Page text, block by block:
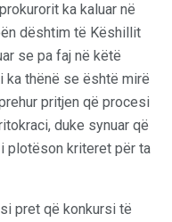
ka kaluar në
dështim të Këshillit
se pa faj në këtë
ka thënë se është mirë
pritjen që procesi
duke synuar që
plotëson kriteret për ta
pret që konkursi të